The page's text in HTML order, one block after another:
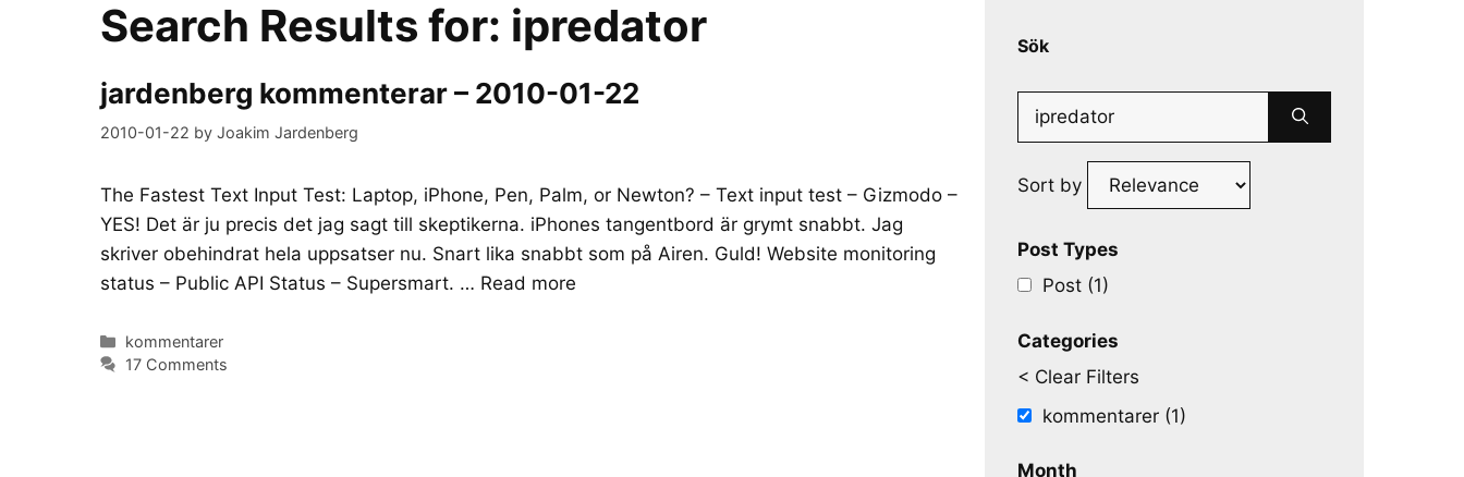
Search Results for: ipredator
jardenberg kommenterar – 2010-01-22
2010-01-22 by Joakim Jardenberg
The Fastest Text Input Test: Laptop, iPhone, Pen, Palm, or Newton? – Text input test – Gizmodo –
YES! Det är ju precis det jag sagt till skeptikerna. iPhones tangentbord är grymt snabbt. Jag
skriver obehindrat hela uppsatser nu. Snart lika snabbt som på Airen. Guld! Website monitoring
status – Public API Status – Supersmart. … Read more
Categories
kommentarer
17 Comments
Sök
Search
for:
Sort by
Post Types
Post (1)
Categories
< Clear Filters
kommentarer (1)
Month